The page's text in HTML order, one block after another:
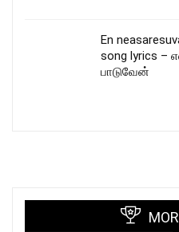
En
song lyrics –
பாடுவேன்